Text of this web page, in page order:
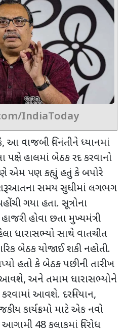
IndiaToday
, આ વાજબી વિનંતીને ધ્યાનમાં
હાલમાં બેઠક રદ કરવાનો
એમ પણ કહ્યું હતું કે બપોરે
શરૂઆતના સમય સુધીમાં લગભગ
ગયા હતા. સૂત્રોના
હોવા છતા મુખ્યમંત્રી
ધારાસભ્યો સાથે વાતચીત
બેઠક યોજાઈ શકી નહોતી.
હતો કે બેઠક પછીની તારીખ
આવશે, અને તમામ ધારાસભ્યોને
આવશે. દરમિયાન,
કાર્યક્રમો માટે એક નવો
આગામી 48કલાકમાં વિરોધ